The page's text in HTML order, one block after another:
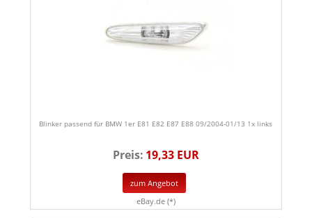
Blinker passend für BMW 1er E81 E82 E87 E88 09/2004-01/13 1x links
Preis: 19,33 EUR
zum Angebot
eBay.de (*)